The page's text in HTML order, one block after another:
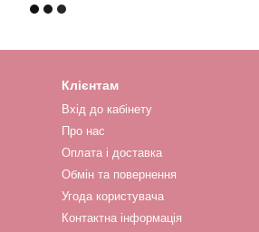
Клієнтам
Вхід до кабінету
Про нас
Оплата і доставка
Обмін та повернення
Угода користувача
Контактна інформація